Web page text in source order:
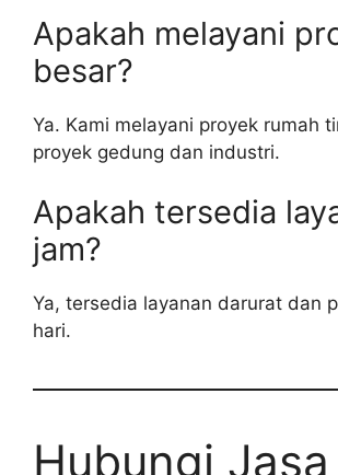
Apakah melayani
besar?
Ya. Kami melayani proyek rumah
proyek gedung dan industri.
Apakah tersedia
jam?
Ya, tersedia layanan darurat dan
hari.
Hubungi Jasa